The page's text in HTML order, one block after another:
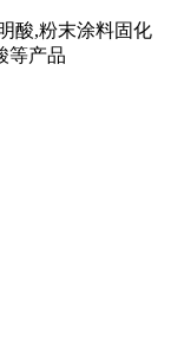
酸,粉末涂料固化
等产品